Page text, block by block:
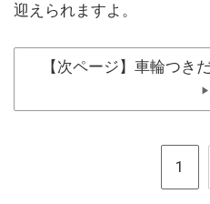
迎えられますよ。
【次ページ】車輪つき
▶
1